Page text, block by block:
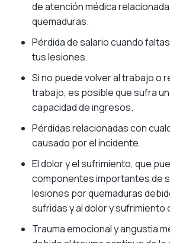
de atención médica
quemaduras.
Pérdida de salario cuando
tus lesiones.
Si no puede volver al trabajo o
trabajo, es posible que sufra
capacidad de ingresos.
Pérdidas relacionadas con
causado por el incidente.
El dolor y el sufrimiento, que
componentes importantes de
lesiones por quemaduras
sufridas y al dolor y sufrimiento
Trauma emocional y angustia